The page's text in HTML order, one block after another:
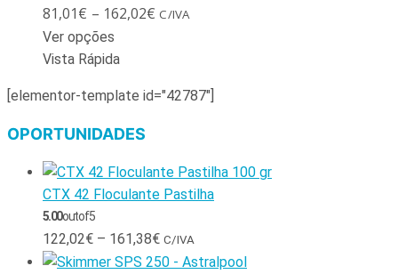
81,01€ – 162,02€ C/IVA
Ver opções
Vista Rápida
[elementor-template id="42787"]
OPORTUNIDADES
CTX 42 Floculante Pastilha
5.00out of 5
122,02€ – 161,38€ C/IVA